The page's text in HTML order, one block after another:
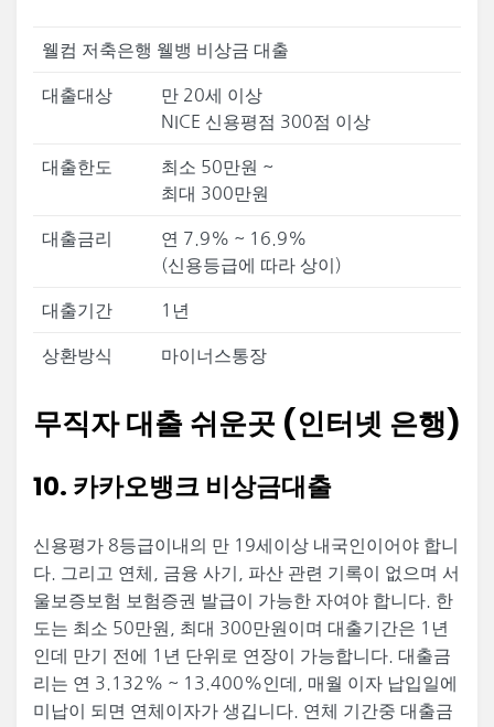
웰컴 저축은행 웰뱅 비상금 대출
대출대상
만 20세 이상
NICE 신용평점 300점 이상
대출한도
최소 50만원 ~
최대 300만원
대출금리
연 7.9% ~ 16.9%
(신용등급에 따라 상이)
대출기간 1년
상환방식 마이너스통장
무직자 대출 쉬운곳 (인터넷 은행)
10. 카카오뱅크 비상금대출
신용평가 8등급이내의 만 19세이상 내국인이어야 합니
다. 그리고 연체, 금융 사기, 파산 관련 기록이 없으며 서
울보증보험 보험증권 발급이 가능한 자여야 합니다. 한
도는 최소 50만원, 최대 300만원이며 대출기간은 1년
인데 만기 전에 1년 단위로 연장이 가능합니다. 대출금
리는 연 3.132% ~ 13.400%인데, 매월 이자 납입일에
미납이 되면 연체이자가 생깁니다. 연체 기간중 대출금